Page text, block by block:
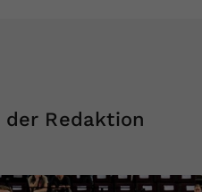
Redaktion